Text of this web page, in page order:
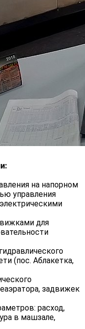
на напорном
управления
для
(пос. Аблакетка,
задвижек
расход,
в машзале,